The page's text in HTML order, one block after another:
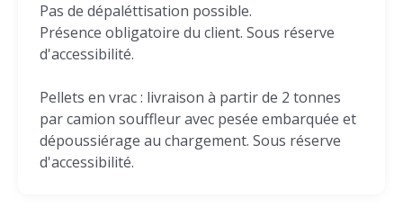
Pas de dépaléttisation possible.
Présence obligatoire du client. Sous réserve
d'accessibilité.
Pellets en vrac : livraison à partir de 2 tonnes
par camion souffleur avec pesée embarquée et
dépoussiérage au chargement. Sous réserve
d'accessibilité.